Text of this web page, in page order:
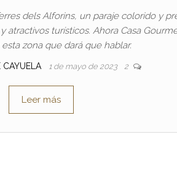
dels Alforins, un paraje colorido y
atractivos turísticos. Ahora Casa
zona que dará que hablar.
CAYUELA 1 de mayo de 2023 2
Leer más